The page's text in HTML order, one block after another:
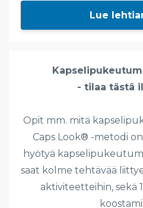
Lue
- tilaa tästä
Opit mm. mitä
Caps Look® -metodi
hyötyä
saat kolme tehtävää
aktiviteetteihin, sekä